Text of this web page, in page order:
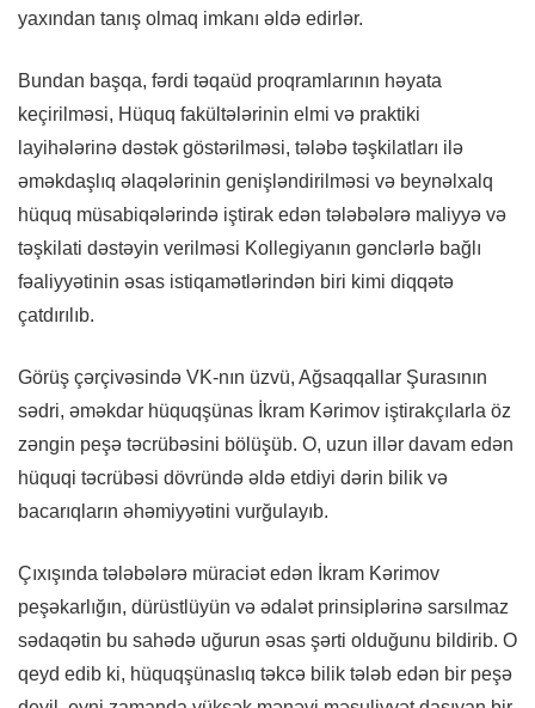
yaxından tanış olmaq imkanı əldə edirlər.
Bundan başqa, fərdi təqaüd proqramlarının həyata
keçirilməsi, Hüquq fakültələrinin elmi və praktiki
layihələrinə dəstək göstərilməsi, tələbə təşkilatları ilə
əməkdaşlıq əlaqələrinin genişləndirilməsi və beynəlxalq
hüquq müsabiqələrində iştirak edən tələbələrə maliyyə və
təşkilati dəstəyin verilməsi Kollegiyanın gənclərlə bağlı
fəaliyyətinin əsas istiqamətlərindən biri kimi diqqətə
çatdırılıb.
Görüş çərçivəsində VK-nın üzvü, Ağsaqqallar Şurasının
sədri, əməkdar hüquqşünas İkram Kərimov iştirakçılarla öz
zəngin peşə təcrübəsini bölüşüb. O, uzun illər davam edən
hüquqi təcrübəsi dövründə əldə etdiyi dərin bilik və
bacarıqların əhəmiyyətini vurğulayıb.
Çıxışında tələbələrə müraciət edən İkram Kərimov
peşəkarlığın, dürüstlüyün və ədalət prinsiplərinə sarsılmaz
sədaqətin bu sahədə uğurun əsas şərti olduğunu bildirib. O
qeyd edib ki, hüquqşünaslıq təkcə bilik tələb edən bir peşə